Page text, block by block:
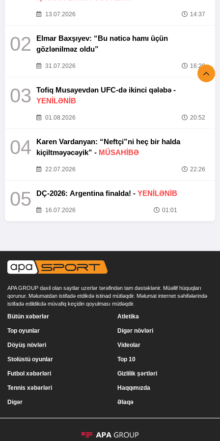
13.07.2026 14:37
02
Elmar Baxşıyev: “Bu nəticə hamı üçün
gözlənilməz oldu”
31.07.2026 16:26
03
Tofiq Musayevdən UFC-də ikinci qələbə -
YENİLƏNİB
01.08.2026 20:52
04
Karen Vardanyan: “Neftçi”ni heç bir halda
kiçiltməyəcəyik” - MÜSAHİBƏ
22.07.2026 22:26
05 DÇ-2026: Argentina finalda! - YENİLƏNİB
16.07.2026 01:01
APA GROUP daxil olan saytlar uzerlər tərəfindən tam dəstəklənir. Müəllif hüquqları
qorunur. Məlumatdan istifadə etdikdə istinad mütləqdir. Məlumat internet səhifələrində
istifadə edildikdə müvafiq keçidin qoyulması mütləqdir.
Bütün xəbərlər
Top oyunlar
Döyüş növləri
Stolüstü oyunlar
Atletika
Digər növləri
Videolar
Top 10
Futbol xəbərləri
Tennis xəbərləri
Digər
Gizlilik şərtləri
Haqqımızda
Əlaqə